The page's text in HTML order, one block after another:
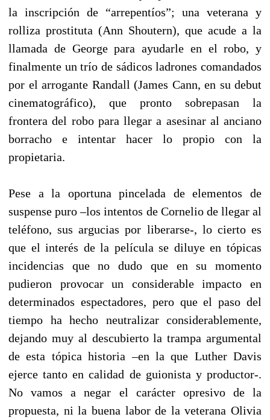
la inscripción de “arrepentíos”; una veterana y
rolliza prostituta (Ann Shoutern), que acude a la
llamada de George para ayudarle en el robo, y
finalmente un trío de sádicos ladrones comandados
por el arrogante Randall (James Cann, en su debut
cinematográfico), que pronto sobrepasan la
frontera del robo para llegar a asesinar al anciano
borracho e intentar hacer lo propio con la
propietaria.
Pese a la oportuna pincelada de elementos de
suspense puro –los intentos de Cornelio de llegar al
teléfono, sus argucias por liberarse-, lo cierto es
que el interés de la película se diluye en tópicas
incidencias que no dudo que en su momento
pudieron provocar un considerable impacto en
determinados espectadores, pero que el paso del
tiempo ha hecho neutralizar considerablemente,
dejando muy al descubierto la trampa argumental
de esta tópica historia –en la que Luther Davis
ejerce tanto en calidad de guionista y productor-.
No vamos a negar el carácter opresivo de la
propuesta, ni la buena labor de la veterana Olivia